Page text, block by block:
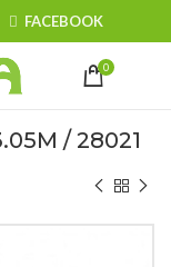
FACEBOOK
0
/ 28021